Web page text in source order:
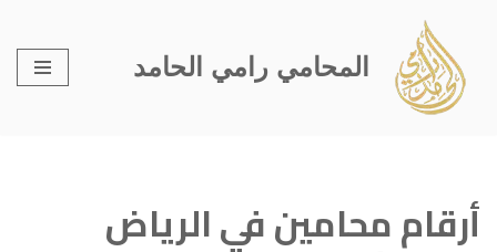
تخطى
إلى
المحتوى
المحامي رامي الحامد
أرقام محامين في الرياض